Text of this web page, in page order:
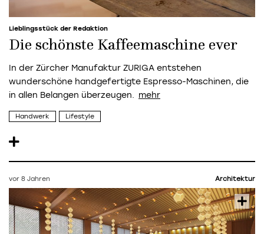
Lieblingsstück der Redaktion
Die schönste Kaffeemaschine ever
In der Zürcher Manufaktur ZURIGA entstehen
wunderschöne handgefertigte Espresso-Maschinen, die
in allen Belangen überzeugen.
Handwerk Lifestyle
vor 8 Jahren Architektur